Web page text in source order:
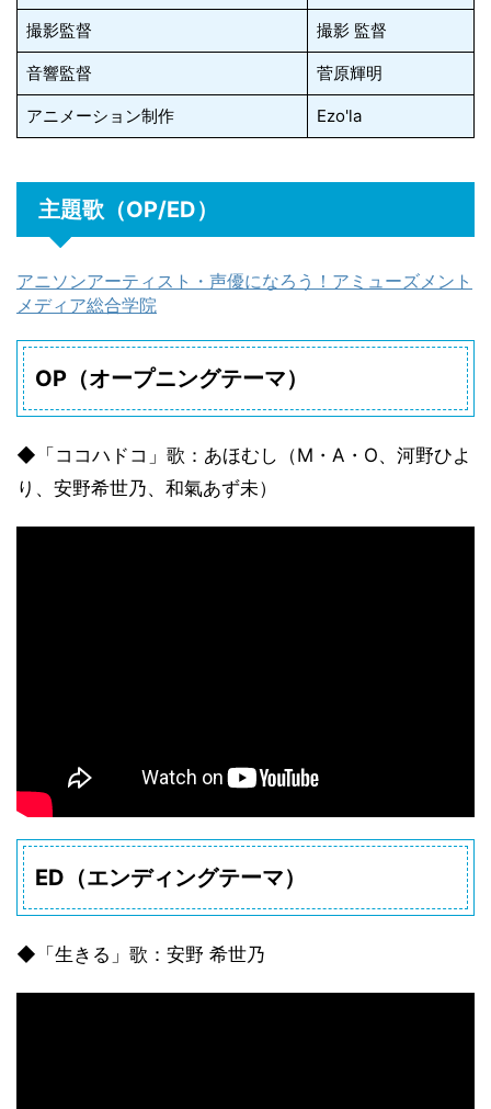
撮影監督 撮影 監督
音響監督 菅原輝明
アニメーション制作 Ezo'la
主題歌（OP/ED）
アニソンアーティスト・声優になろう！アミューズメント
メディア総合学院
OP（オープニングテーマ）
◆「ココハドコ」歌：あほむし（M・A・O、河野ひよ
り、安野希世乃、和氣あず未）
ED（エンディングテーマ）
◆「生きる」歌：安野 希世乃